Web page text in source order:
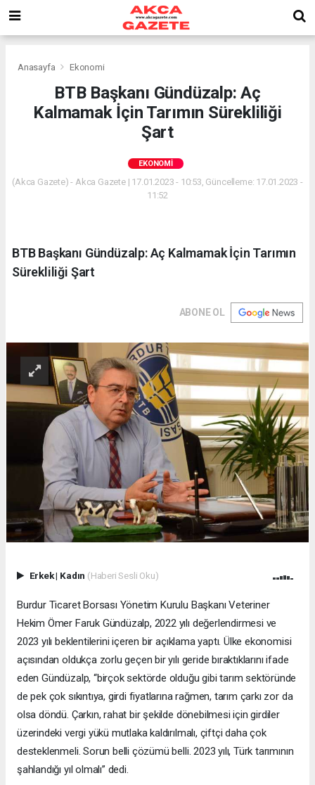
Anasayfa Ekonomi
BTB Başkanı Gündüzalp: Aç
Kalmamak İçin Tarımın Sürekliliği
Şart
EKONOMI
(Akca Gazete) - Akca Gazete | 17.01.2023 - 10:53, Güncelleme: 17.01.2023 -
11:52
BTB Başkanı Gündüzalp: Aç Kalmamak İçin Tarımın
Sürekliliği Şart
ABONE OL
Erkek| Kadın (Haberi Sesli Oku)
Burdur Ticaret Borsası Yönetim Kurulu Başkanı Veteriner
Hekim Ömer Faruk Gündüzalp, 2022 yılı değerlendirmesi ve
2023 yılı beklentilerini içeren bir açıklama yaptı. Ülke ekonomisi
açısından oldukça zorlu geçen bir yılı geride bıraktıklarını ifade
eden Gündüzalp, “birçok sektörde olduğu gibi tarım sektöründe
de pek çok sıkıntıya, girdi fiyatlarına rağmen, tarım çarkı zor da
olsa döndü. Çarkın, rahat bir şekilde dönebilmesi için girdiler
üzerindeki vergi yükü mutlaka kaldırılmalı, çiftçi daha çok
desteklenmeli. Sorun belli çözümü belli. 2023 yılı, Türk tarımının
şahlandığı yıl olmalı” dedi.